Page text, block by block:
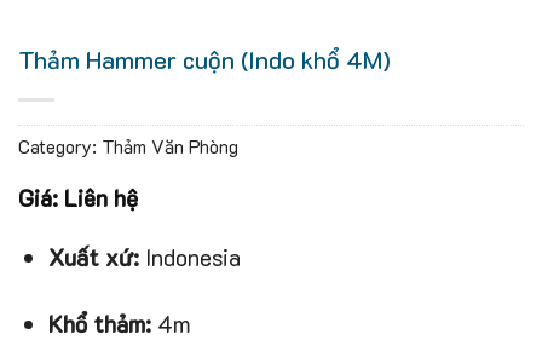
Thảm Hammer cuộn (Indo khổ 4M)
Category: Thảm Văn Phòng
Giá: Liên hệ
Xuất xứ:Indonesia
Khổ thảm:4m